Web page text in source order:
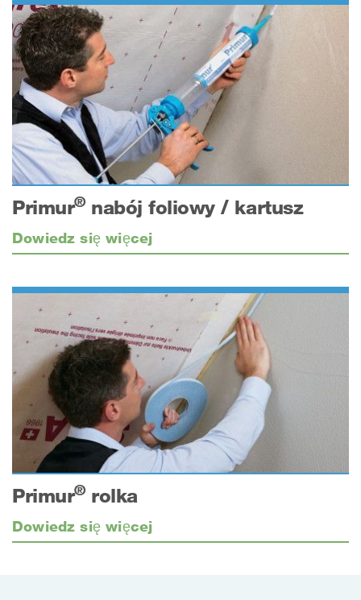
Primur®nabój foliowy / kartusz
Dowiedz się więcej
Primur®rolka
Dowiedz się więcej